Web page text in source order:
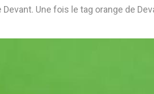
Une fois le tag orange de